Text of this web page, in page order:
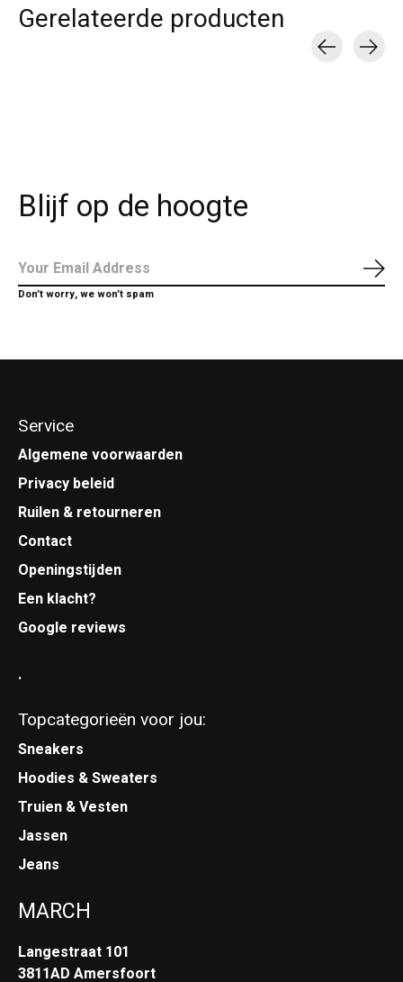
Gerelateerde producten
Blijf op de hoogte
Don’t worry, we won’t spam
Service
Algemene voorwaarden
Privacy beleid
Ruilen & retourneren
Contact
Openingstijden
Een klacht?
Google reviews
.
Topcategorieën voor jou:
Sneakers
Hoodies & Sweaters
Truien & Vesten
Jassen
Jeans
MARCH
Langestraat 101
3811AD Amersfoort